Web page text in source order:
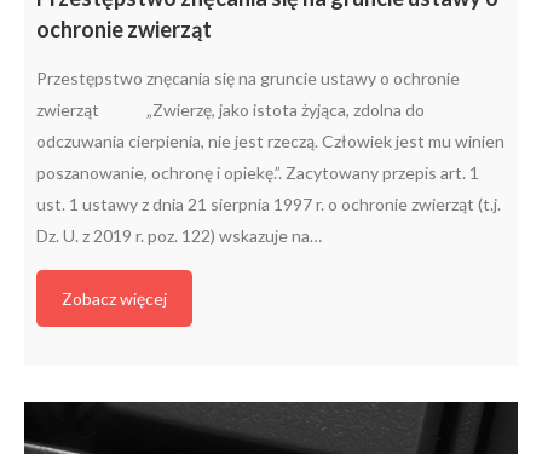
ochronie zwierząt
Przestępstwo znęcania się na gruncie ustawy o ochronie
zwierząt „Zwierzę, jako istota żyjąca, zdolna do
odczuwania cierpienia, nie jest rzeczą. Człowiek jest mu winien
poszanowanie, ochronę i opiekę.”. Zacytowany przepis art. 1
ust. 1 ustawy z dnia 21 sierpnia 1997 r. o ochronie zwierząt (t.j.
Dz. U. z 2019 r. poz. 122) wskazuje na…
Zobacz więcej